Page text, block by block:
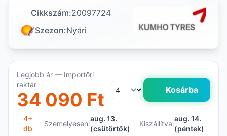
Cikkszám:20097724
Szezon:Nyári
Legjobb ár — Importőri
raktár
34 090 Ft Kosárba
4+
db
Személyesen:
aug. 13.
(csütörtök)
Kiszállítva:
aug. 14.
(péntek)